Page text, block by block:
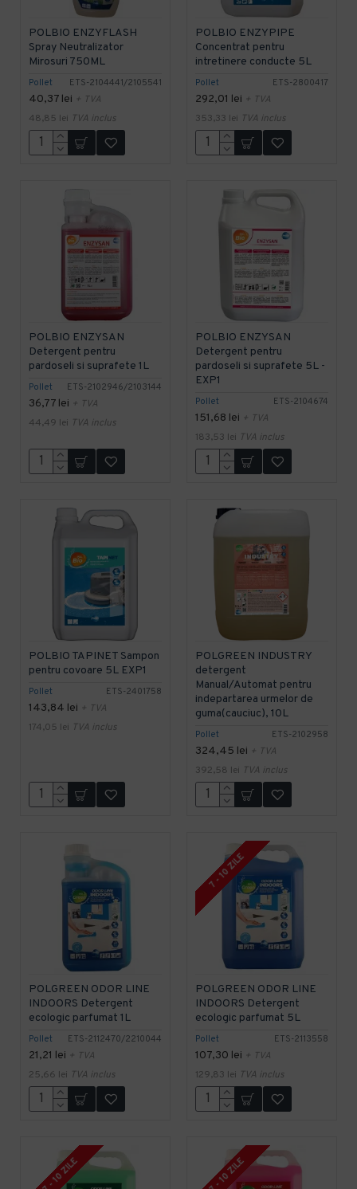
Pollet ETS-2104441/2105541
POLBIO ENZYFLASH
Spray Neutralizator
Mirosuri 750ML
40,37 lei + TVA
48,85 lei TVA inclus
Pollet ETS-2800417
POLBIO ENZYPIPE
Concentrat pentru
intretinere conducte 5L
292,01 lei + TVA
353,33 lei TVA inclus
Pollet ETS-2102946/2103144
POLBIO ENZYSAN
Detergent pentru
pardoseli si suprafete 1L
36,77 lei + TVA
44,49 lei TVA inclus
Pollet ETS-2104674
POLBIO ENZYSAN
Detergent pentru
pardoseli si suprafete 5L -
EXP1
151,68 lei + TVA
183,53 lei TVA inclus
Pollet ETS-2401758
POLBIO TAPINET Sampon
pentru covoare 5L EXP1
143,84 lei + TVA
174,05 lei TVA inclus
Pollet ETS-2102958
POLGREEN INDUSTRY
detergent
Manual/Automat pentru
indepartarea urmelor de
guma(cauciuc), 10L
324,45 lei + TVA
392,58 lei TVA inclus
Pollet ETS-2112470/2210044
POLGREEN ODOR LINE
INDOORS Detergent
ecologic parfumat 1L
21,21 lei + TVA
25,66 lei TVA inclus
7 - 10 ZILE
Pollet ETS-2113558
POLGREEN ODOR LINE
INDOORS Detergent
ecologic parfumat 5L
107,30 lei + TVA
129,83 lei TVA inclus
7 - 10 ZILE 7 - 10 ZILE